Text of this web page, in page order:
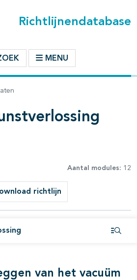
Richtlijnendatabase
MENU
Aantal modules: 12
richtlijn
van het vacuüm